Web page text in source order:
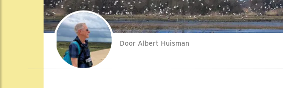
Door Albert Huisman